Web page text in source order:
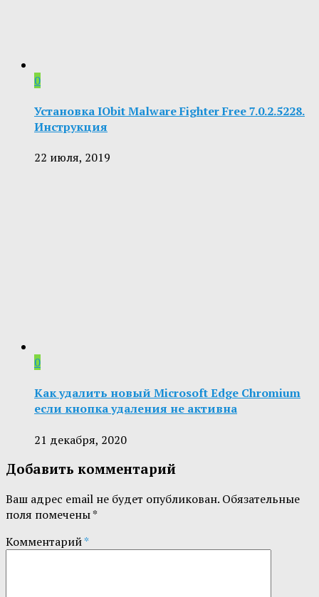
0
Установка IObit Malware Fighter Free 7.0.2.5228.
Инструкция
22 июля, 2019
0
Как удалить новый Microsoft Edge Chromium
если кнопка удаления не активна
21 декабря, 2020
Добавить комментарий
Ваш адрес email не будет опубликован. Обязательные
поля помечены*
Комментарий*